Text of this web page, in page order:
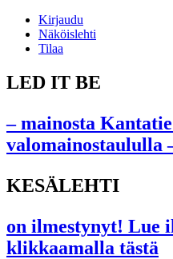
Kirjaudu
Näköislehti
Tilaa
LED IT BE
– mainosta
valomainostaululla
KESÄLEHTI
on ilmestynyt! Lue
klikkaamalla tästä